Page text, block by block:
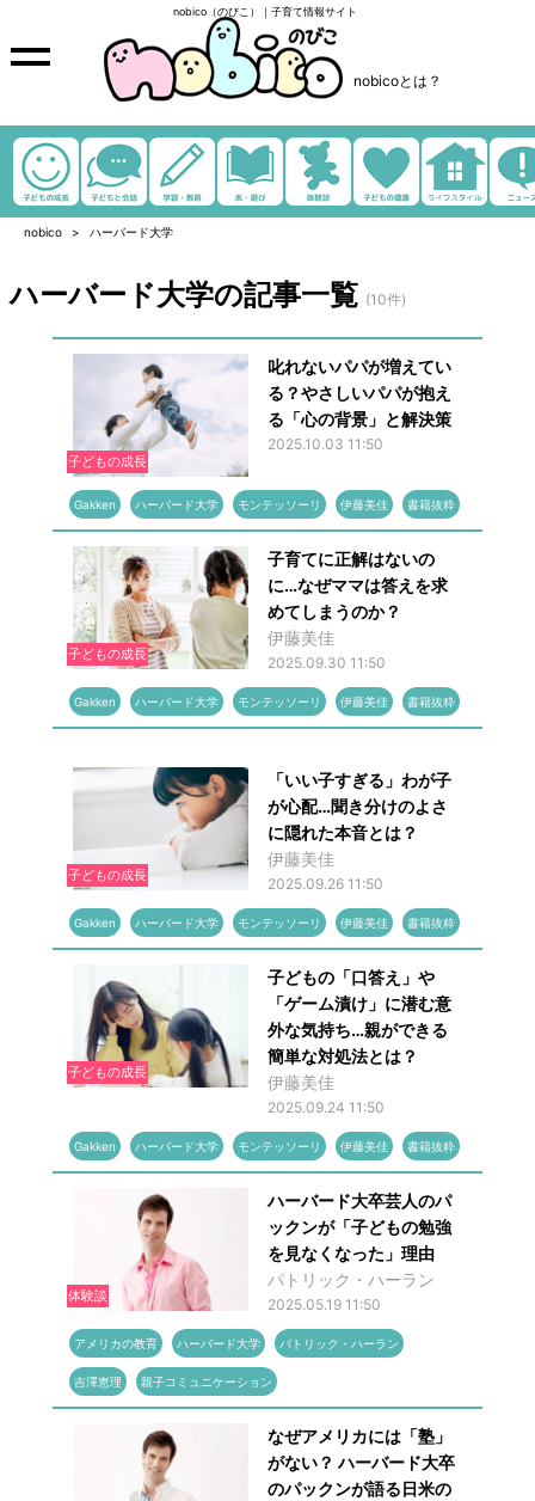
nobico（のびこ）｜子育て情報サイト
nobicoとは？
nobico ハーバード大学
ハーバード大学の記事一覧 (10件)
子どもの成長
叱れないパパが増えてい
る？やさしいパパが抱え
る「心の背景」と解決策
2025.10.03 11:50
Gakken ハーバード大学 モンテッソーリ 伊藤美佳 書籍抜粋
子どもの成長
子育てに正解はないの
に…なぜママは答えを求
めてしまうのか？
伊藤美佳
2025.09.30 11:50
Gakken ハーバード大学 モンテッソーリ 伊藤美佳 書籍抜粋
子どもの成長
「いい子すぎる」わが子
が心配…聞き分けのよさ
に隠れた本音とは？
伊藤美佳
2025.09.26 11:50
Gakken ハーバード大学 モンテッソーリ 伊藤美佳 書籍抜粋
子どもの成長
子どもの「口答え」や
「ゲーム漬け」に潜む意
外な気持ち…親ができる
簡単な対処法とは？
伊藤美佳
2025.09.24 11:50
Gakken ハーバード大学 モンテッソーリ 伊藤美佳 書籍抜粋
体験談
ハーバード大卒芸人のパ
ックンが「子どもの勉強
を見なくなった」理由
パトリック・ハーラン
2025.05.19 11:50
アメリカの教育 ハーバード大学 パトリック・ハーラン
吉澤恵理 親子コミュニケーション
なぜアメリカには「塾」
がない？ ハーバード大卒
のパックンが語る日米の